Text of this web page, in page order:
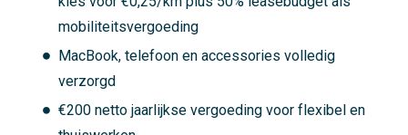
mobiliteitsvergoeding
MacBook, telefoon en accessories volledig
verzorgd
€200 netto jaarlijkse vergoeding voor flexibel en